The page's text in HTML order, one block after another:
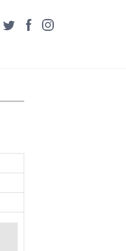
法人のお客様
ツイッターフェイスブック